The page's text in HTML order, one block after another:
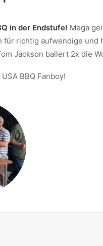
in der Endstufe! Mega
für richtig aufwendige und
Jackson ballert 2x die
BBQ Fanboy!